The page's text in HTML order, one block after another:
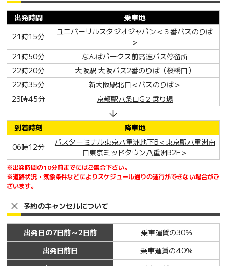
出発時間
乗車地
21時15分
ユニバーサルスタジオジャパン＜３番バスのりば
＞
21時50分
なんばパークス前高速バス停留所
22時20分
大阪駅 大阪バス2番のりば（桜橋口）
22時35分
新大阪駅北口＜バスのりば＞
23時45分
京都駅八条口G２乗り場
到着時刻
降車地
06時12分
バスターミナル東京八重洲地下B＜東京駅八重洲南
口東京ミッドタウン八重洲B2F＞
※出発時間の10分前までにはご集合下さい。
※道路状況・気象条件などによりスケジュール通りの運行ができない場合がご
ざいます。
予約のキャンセルについて
出発日の7日前～2日前
乗車運賃の30％
出発日前日
乗車運賃の40％